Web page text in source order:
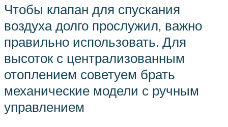
Чтобы клапан для спускания
воздуха долго прослужил, важно
правильно использовать. Для
высоток с централизованным
отоплением советуем брать
механические модели с ручным
управлением